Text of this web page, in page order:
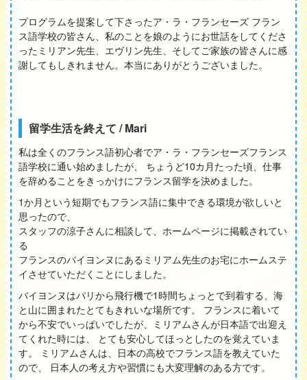
プログラムを提案して下さったア・ラ・フランセーズ フラン
ス語学校の皆さん、私のことを娘のようにお世話をしてくださ
ったミリアン先生、エヴリン先生、そしてご家族の皆さんに感
謝してもしきれません。本当にありがとうございました。
留学生活を終えて / Mari
私は全くのフランス語初心者でア・ラ・フランセーズフランス
語学校に通い始めましたが、 ちょうど10カ月たった頃、仕事
を辞めることをきっかけにフランス留学を決めました。
1か月という短期でもフランス語に集中できる環境が欲しいと
思ったので、
スタッフの涼子さんに相談して、ホームページに掲載されてい
る
フランスのバイヨンヌにあるミリアム先生のお宅にホームステ
イさせていただくことにしました。
バイヨンヌはパリから飛行機で1時間ちょっとで到着する、海
と山に囲まれたとてもきれいな場所です。 フランスに着いて
から不安でいっぱいでしたが、ミリアムさんが日本語で出迎え
てくれた時には、 とても安心してほっとしたのを覚えていま
す。 ミリアムさんは、日本の高校でフランス語を教えていた
ので、 日本人の考え方や習慣にも大変理解のある方です。